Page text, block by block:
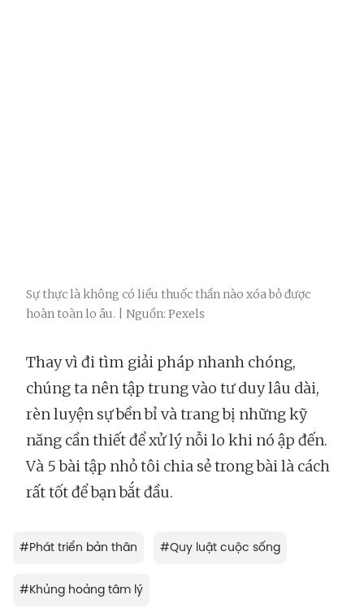
Sự thực là không có liều thuốc thần nào xóa bỏ được
hoàn toàn lo âu. | Nguồn: Pexels
Thay vì đi tìm giải pháp nhanh chóng,
chúng ta nên tập trung vào tư duy lâu dài,
rèn luyện sự bền bỉ và trang bị những kỹ
năng cần thiết để xử lý nỗi lo khi nó ập đến.
Và 5 bài tập nhỏ tôi chia sẻ trong bài là cách
rất tốt để bạn bắt đầu.
#Phát triển bản thân #Quy luật cuộc sống
#Khủng hoảng tâm lý